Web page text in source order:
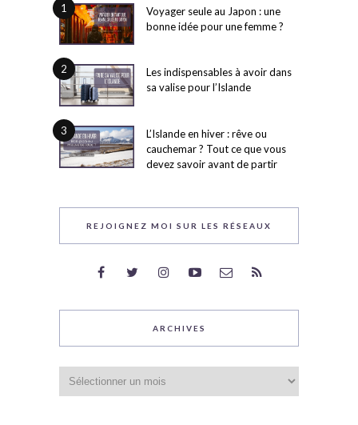
1
Voyager seule au Japon : une
bonne idée pour une femme ?
2
Les indispensables à avoir dans
sa valise pour l’Islande
3
L’Islande en hiver : rêve ou
cauchemar ? Tout ce que vous
devez savoir avant de partir
REJOIGNEZ MOI SUR LES RÉSEAUX
ARCHIVES